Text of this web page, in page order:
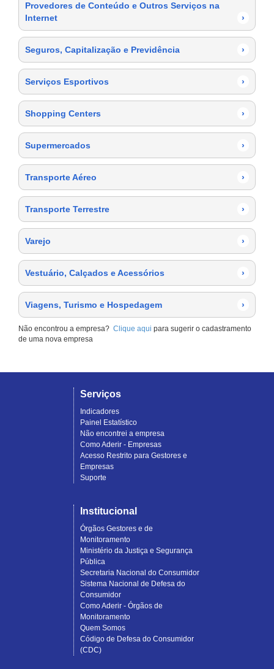
Provedores de Conteúdo e Outros Serviços na
Internet
›
Seguros, Capitalização e Previdência ›
Serviços Esportivos ›
Shopping Centers ›
Supermercados ›
Transporte Aéreo ›
Transporte Terrestre ›
Varejo ›
Vestuário, Calçados e Acessórios ›
Viagens, Turismo e Hospedagem ›
Não encontrou a empresa? Clique aqui para sugerir o cadastramento
de uma nova empresa
Serviços
Indicadores
Painel Estatístico
Não encontrei a empresa
Como Aderir - Empresas
Acesso Restrito para Gestores e
Empresas
Suporte
Institucional
Órgãos Gestores e de
Monitoramento
Ministério da Justiça e Segurança
Pública
Secretaria Nacional do Consumidor
Sistema Nacional de Defesa do
Consumidor
Como Aderir - Órgãos de
Monitoramento
Quem Somos
Código de Defesa do Consumidor
(CDC)